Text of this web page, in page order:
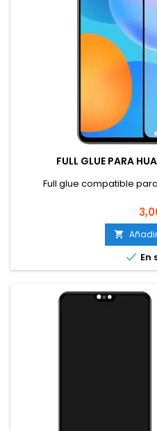
FULL GLUE PARA
Full glue compatible

 En